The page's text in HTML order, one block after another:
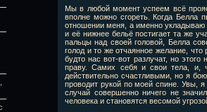
Мы в любой момент успеем всё
вполне можно сгореть. Когда Белла
отношении меня, а именно укладываю
и её нижнее бельё постигает та же
пальцы над своей головой, Белла
голод и то же отчаянное желание,
будто нас вот-вот разлучат, но
праву. Самих себя и свои тела, и,
действительно счастливыми, но я
проводит рукой по моей спине. Увы,
случай совершенно ничего не
человека и становятся весомой